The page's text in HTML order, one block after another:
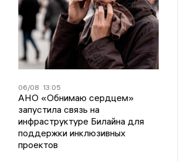
06/08 13:05
АНО «Обнимаю сердцем»
запустила связь на
инфраструктуре Билайна для
поддержки инклюзивных
проектов